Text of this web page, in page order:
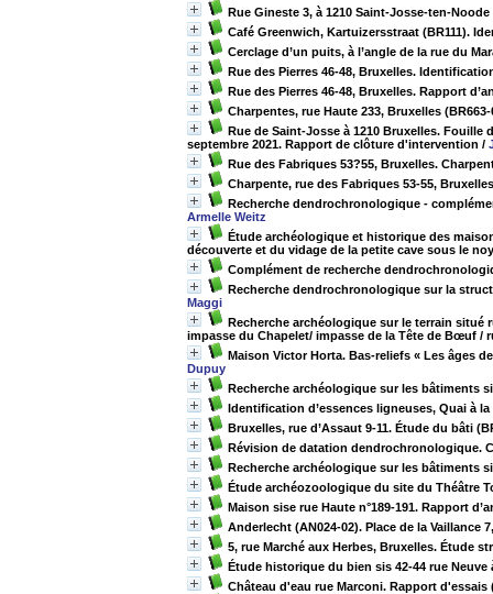
Rue Gineste 3, à 1210 Saint-Josse-ten-
Café Greenwich, Kartuizersstraat (BR111).
Cerclage d’un puits, à l’angle de la rue du
Rue des Pierres 46-48, Bruxelles.
Rue des Pierres 46-48, Bruxelles. Rapport
Charpentes, rue Haute 233, Bruxelles
Rue de Saint-Josse à 1210 Bruxelles.
septembre 2021. Rapport de clôture d'intervention /
Rue des Fabriques 53?55, Bruxelles.
Charpente, rue des Fabriques 53-55,
Recherche dendrochronologique -
Armelle Weitz
Étude archéologique et historique des
découverte et du vidage de la petite cave sous le
Complément de recherche
Recherche dendrochronologique sur la
Maggi
Recherche archéologique sur le terrain situé
impasse du Chapelet/ impasse de la Tête de Bœuf /
Maison Victor Horta. Bas-reliefs « Les âges
Dupuy
Recherche archéologique sur les bâtiments
Identification d’essences ligneuses, Quai à
Bruxelles, rue d’Assaut 9-11. Étude du bâti
Révision de datation dendrochronologique.
Recherche archéologique sur les bâtiments
Étude archéozoologique du site du Théâtre
Maison sise rue Haute n°189-191. Rapport
Anderlecht (AN024-02). Place de la
5, rue Marché aux Herbes, Bruxelles. Étude
Étude historique du bien sis 42-44 rue Neuve
Château d'eau rue Marconi. Rapport d'essais